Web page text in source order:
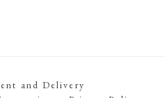
and Delivery